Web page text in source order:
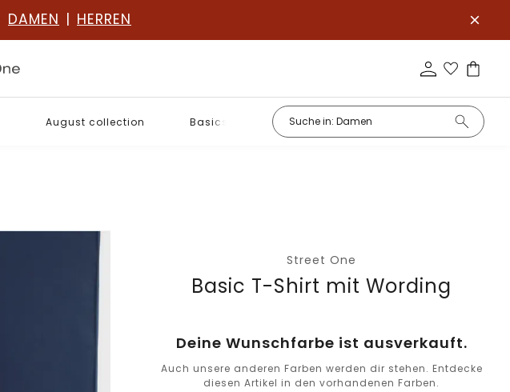
DAMEN | HERREN
August collection Basics
Street One
Basic T-Shirt mit Wording
Deine Wunschfarbe ist ausverkauft.
Auch unsere anderen Farben werden dir stehen. Entdecke
diesen Artikel in den vorhandenen Farben.